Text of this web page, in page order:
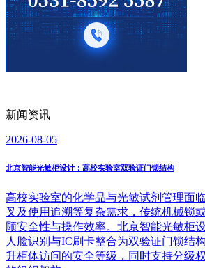
新闻资讯
2026-08-05
北京智能光敏柜设计：高校实验室双验证门锁结构
高校实验室的化学品与光敏试剂管理面
叉及使用追溯等复杂需求，传统机械锁
顾安全性与操作效率。北京智能光敏柜
人脸识别与IC刷卡整合为双验证门锁结
升柜体访问的安全等级，同时支持分级